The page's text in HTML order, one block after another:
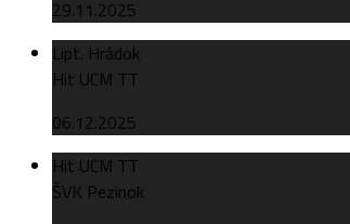
29.11.2025
Lipt. Hrádok
Hit UCM TT
06.12.2025
Hit UCM TT
ŠVK Pezinok